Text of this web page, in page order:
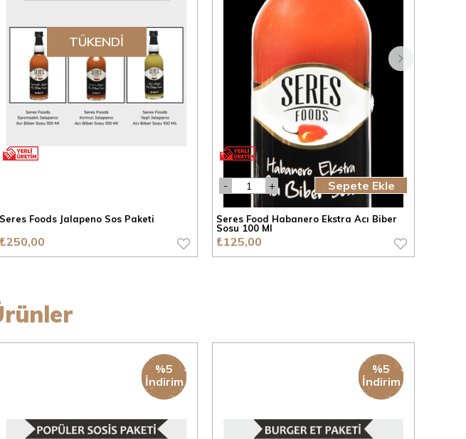
TÜKENDI
Seres Foods Jalapeno Sos Paketi
₺250,00
Seres Food Habanero Ekstra Acı Biber
Sosu 100 Ml
₺125,00
Sepete Ekle
%5
İndirim
%5
İndirim